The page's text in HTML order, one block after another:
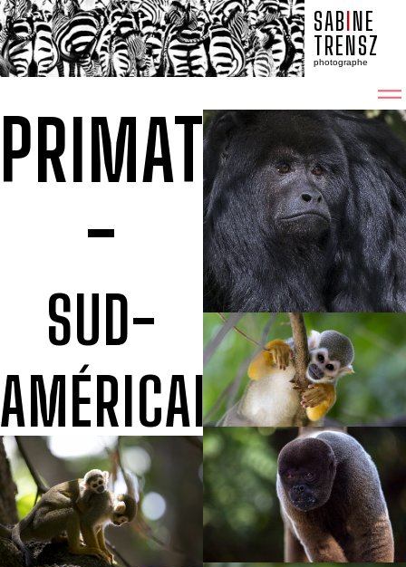
SABINE
TRENSZ
photographe
PRIMATITUDES
-
SUD-
AMÉRICAINS